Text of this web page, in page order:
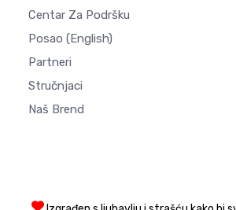
Centar Za Podršku
Posao (English)
Partneri
Stručnjaci
Naš Brend